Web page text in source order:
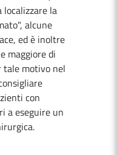
localizzare la
alcune
ed è inoltre
maggiore di
tale motivo nel
con
a eseguire un